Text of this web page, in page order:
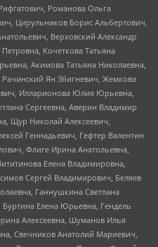
Романова Ольга
Цирульников Борис Альбертович,
Верховский Александр
Кочеткова Татьяна
Акимова Татьяна Николаевна,
Рачинский Ян Збигневич, Жемкова
Илларионова Юлия Юрьевна,
Сергеевна, Аверин Владимир
Щур Николай Алексеевич,
Геннадьевич, Гефтер Валентин
Флиге Ирина Анатольевна,
Елена Владимировна,
Сергей Владимирович, Беляев
Ганнушкина Светлана
Буртина Елена Юрьевна, Гендель
Алексеевна, Шуманов Илья
Свечников Анатолий Мариевич,